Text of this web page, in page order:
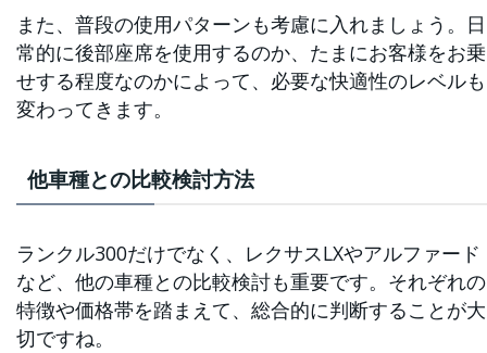
また、普段の使用パターンも考慮に入れましょう。日
常的に後部座席を使用するのか、たまにお客様をお乗
せする程度なのかによって、必要な快適性のレベルも
変わってきます。
他車種との比較検討方法
ランクル300だけでなく、レクサスLXやアルファード
など、他の車種との比較検討も重要です。それぞれの
特徴や価格帯を踏まえて、総合的に判断することが大
切ですね。